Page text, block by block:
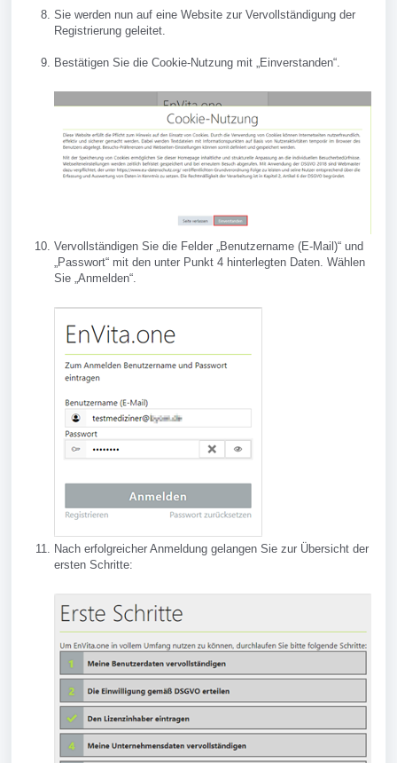
Sie werden nun auf eine Website zur Vervollständigung der
Registrierung geleitet.
Bestätigen Sie die Cookie-Nutzung mit „Einverstanden“.
Vervollständigen Sie die Felder „Benutzername (E-Mail)“ und
„Passwort“ mit den unter Punkt 4 hinterlegten Daten. Wählen
Sie „Anmelden“.
Nach erfolgreicher Anmeldung gelangen Sie zur Übersicht der
ersten Schritte: